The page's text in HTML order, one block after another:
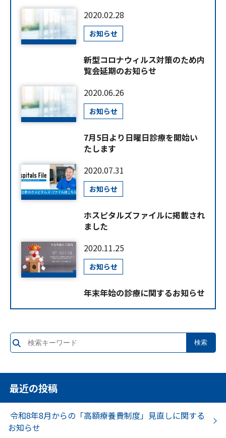
2020.02.28
お知らせ
新型コロナウィルス対策のため内
覧会延期のお知らせ
2020.06.26
お知らせ
7月5日より日曜日診療を開始い
たします
2020.07.31
お知らせ
ホスピタルズファイルに掲載され
ました
2020.11.25
お知らせ
年末年始の診療に関するお知らせ
最近の投稿
令和8年8月からの「高額療養費制度」見直しに関する
お知らせ